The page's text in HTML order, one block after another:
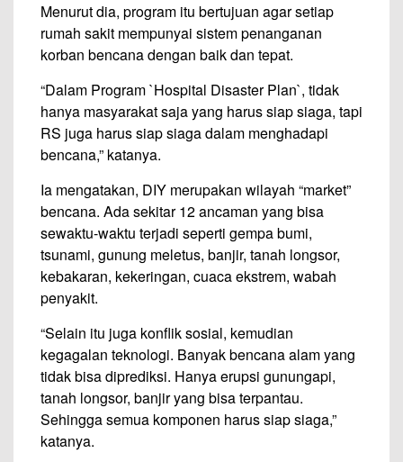
Menurut dia, program itu bertujuan agar setiap
rumah sakit mempunyai sistem penanganan
korban bencana dengan baik dan tepat.
“Dalam Program `Hospital Disaster Plan`, tidak
hanya masyarakat saja yang harus siap siaga, tapi
RS juga harus siap siaga dalam menghadapi
bencana,” katanya.
Ia mengatakan, DIY merupakan wilayah “market”
bencana. Ada sekitar 12 ancaman yang bisa
sewaktu-waktu terjadi seperti gempa bumi,
tsunami, gunung meletus, banjir, tanah longsor,
kebakaran, kekeringan, cuaca ekstrem, wabah
penyakit.
“Selain itu juga konflik sosial, kemudian
kegagalan teknologi. Banyak bencana alam yang
tidak bisa diprediksi. Hanya erupsi gunungapi,
tanah longsor, banjir yang bisa terpantau.
Sehingga semua komponen harus siap siaga,”
katanya.